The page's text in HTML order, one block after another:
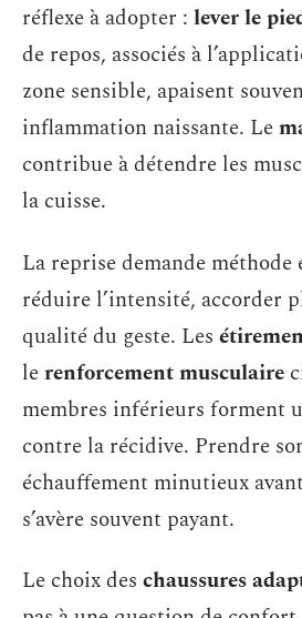
réflexe à adopter : lever le
de repos, associés à
zone sensible, apaisent
inflammation naissante. Le
contribue à détendre les
la cuisse.
La reprise demande méthode
réduire l’intensité, accorder
qualité du geste. Les
lerenforcement musculaire
membres inférieurs forment
contre la récidive. Prendre
échauffement minutieux
s’avère souvent payant.
Le choix des chaussures